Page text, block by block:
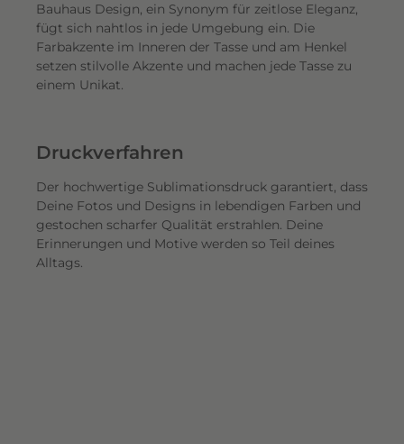
Bauhaus Design, ein Synonym für zeitlose Eleganz,
fügt sich nahtlos in jede Umgebung ein. Die
Farbakzente im Inneren der Tasse und am Henkel
setzen stilvolle Akzente und machen jede Tasse zu
einem Unikat.
Druckverfahren
Der hochwertige Sublimationsdruck garantiert, dass
Deine Fotos und Designs in lebendigen Farben und
gestochen scharfer Qualität erstrahlen. Deine
Erinnerungen und Motive werden so Teil deines
Alltags.